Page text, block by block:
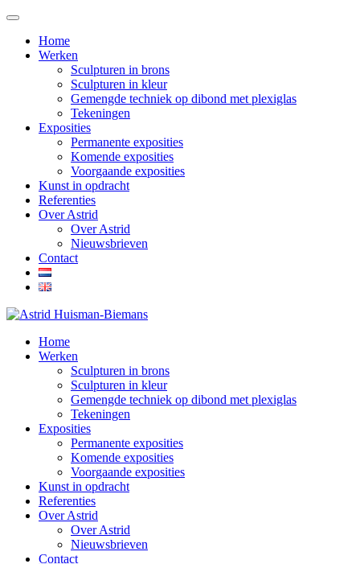
Home
Werken
Sculpturen in brons
Sculpturen in kleur
Gemengde techniek op dibond met plexiglas
Tekeningen
Exposities
Permanente exposities
Komende exposities
Voorgaande exposities
Kunst in opdracht
Referenties
Over Astrid
Over Astrid
Nieuwsbrieven
Contact
Home
Werken
Sculpturen in brons
Sculpturen in kleur
Gemengde techniek op dibond met plexiglas
Tekeningen
Exposities
Permanente exposities
Komende exposities
Voorgaande exposities
Kunst in opdracht
Referenties
Over Astrid
Over Astrid
Nieuwsbrieven
Contact